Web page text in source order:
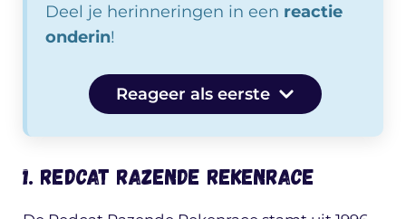
Deel je herinneringen in een reactie
onderin!
Reageer als eerste
1. Redcat Razende Rekenrace